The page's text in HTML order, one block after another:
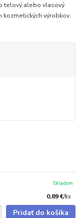
telový alebo vlasový
výrobkov.
0,89 €/ks
Skladom
Pridať do košíka